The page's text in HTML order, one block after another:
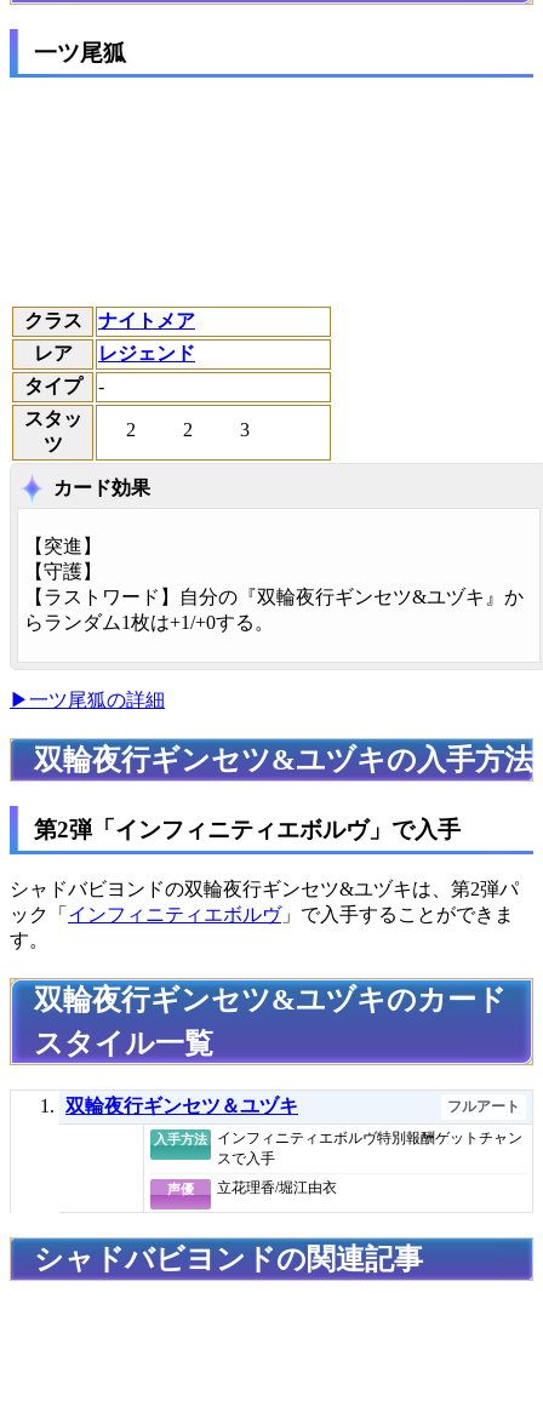
一ツ尾狐
クラス
ナイトメア
レア
レジェンド
タイプ
-
スタッ
ツ
2 2 3
カード効果
【 突進 】
【守護】
【 ラストワード 】自分の『双輪夜行ギンセツ&ユヅキ』か
らランダム1枚は+1/+0する。
▶一ツ尾狐の詳細
双輪夜行ギンセツ&ユヅキの入手方法
第2弾「インフィニティエボルヴ」で入手
シャドバビヨンドの双輪夜行ギンセツ&ユヅキは、第2弾パ
ック「 インフィニティエボルヴ」で入手することができま
す。
双輪夜行ギンセツ&ユヅキのカード
スタイル一覧
双輪夜行ギンセツ＆ユヅキ フルアート
入手方法
インフィニティエボルヴ特別報酬ゲットチャン
スで入手
声優 立花理香/堀江由衣
シャドバビヨンドの関連記事